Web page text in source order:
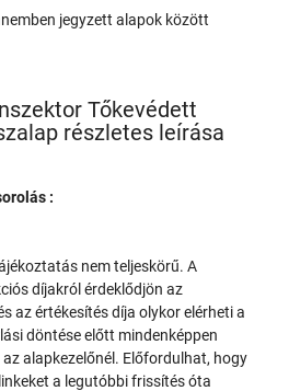
jegyzett alapok között
Tőkevédett
részletes leírása
:
nem teljeskörű. A
díjakról érdeklődjön az
az értékesítés díja olykor elérheti a
döntése előtt mindenképpen
alapkezelőnél. Előfordulhat, hogy
a legutóbbi frissítés óta